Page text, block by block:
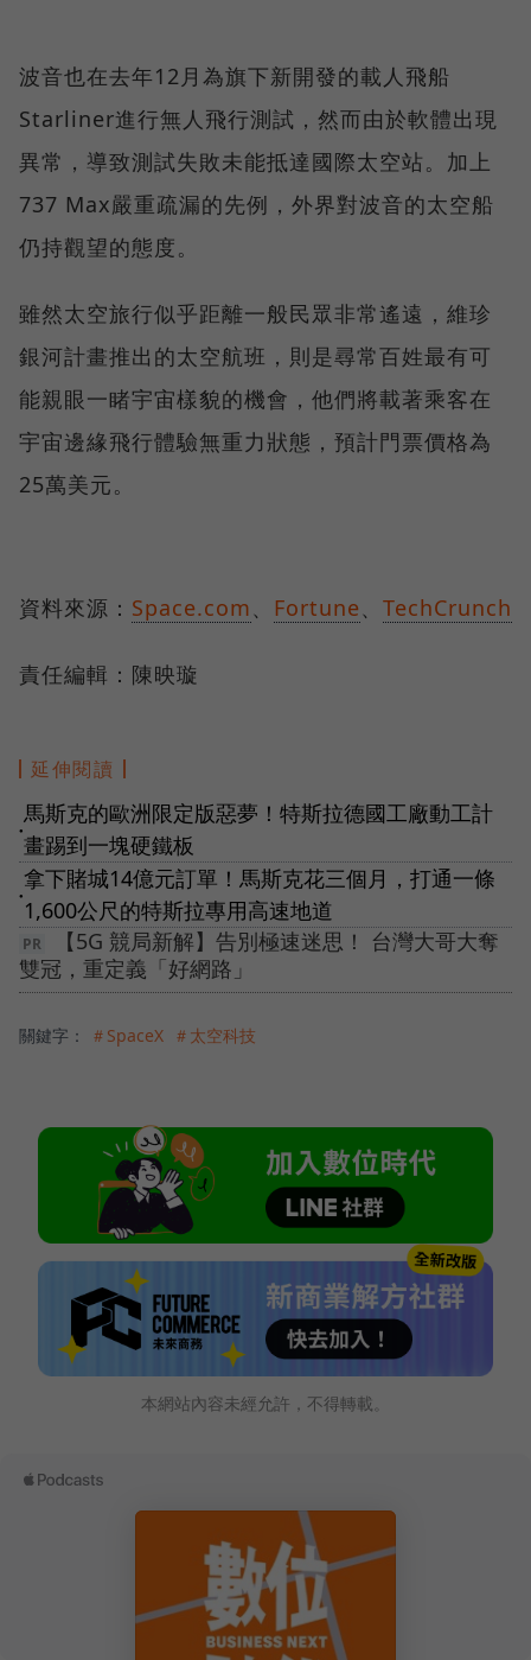
波音也在去年12月為旗下新開發的載人飛船
Starliner進行無人飛行測試，然而由於軟體出現
異常，導致測試失敗未能抵達國際太空站。加上
737 Max嚴重疏漏的先例，外界對波音的太空船
仍持觀望的態度。
雖然太空旅行似乎距離一般民眾非常遙遠，維珍
銀河計畫推出的太空航班，則是尋常百姓最有可
能親眼一睹宇宙樣貌的機會，他們將載著乘客在
宇宙邊緣飛行體驗無重力狀態，預計門票價格為
25萬美元。
資料來源： Space.com、 Fortune、 TechCrunch
責任編輯：陳映璇
延伸閱讀
●
馬斯克的歐洲限定版惡夢！特斯拉德國工廠動工計
畫踢到一塊硬鐵板
●
拿下賭城14億元訂單！馬斯克花三個月，打通一條
1,600公尺的特斯拉專用高速地道
【5G 競局新解】告別極速迷思！ 台灣大哥大奪
雙冠，重定義「好網路」
關鍵字： ＃SpaceX ＃太空科技
本網站內容未經允許，不得轉載。